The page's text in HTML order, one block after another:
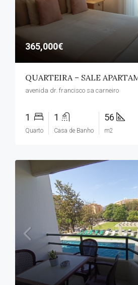
365,000€
avenida dr. francisco sa carneiro
1
Quarto
1
Casa de Banho
56
m2